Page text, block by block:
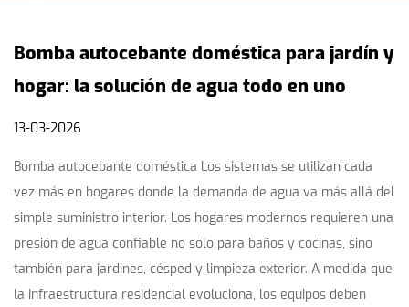
Bomba autocebante doméstica para jardín y
hogar: la solución de agua todo en uno
13-03-2026
Bomba autocebante doméstica Los sistemas se utilizan cada
vez más en hogares donde la demanda de agua va más allá del
simple suministro interior. Los hogares modernos requieren una
presión de agua confiable no solo para baños y cocinas, sino
también para jardines, césped y limpieza exterior. A medida que
la infraestructura residencial evoluciona, los equipos deben